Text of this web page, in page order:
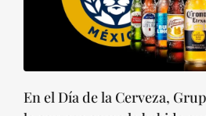
En el Día de la Cerveza,